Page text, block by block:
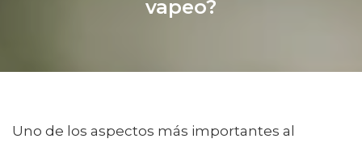
vapeo?
Uno de los aspectos más importantes al